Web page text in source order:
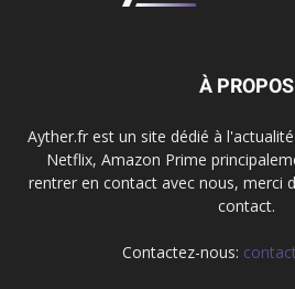
À PROPOS
Ayther.fr est un site dédié à
Netflix, Amazon Prime
rentrer en contact avec nous, merci
contact.
Contactez-nous: